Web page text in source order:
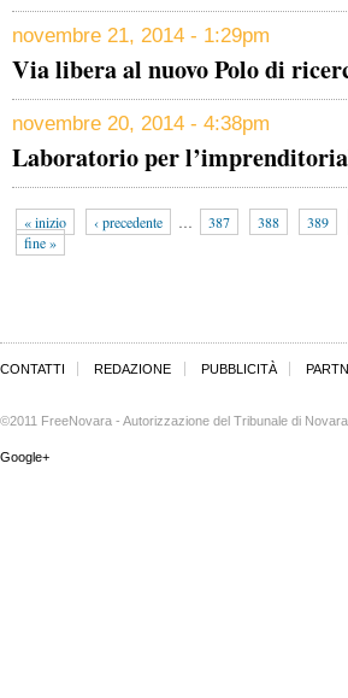
novembre 21, 2014 - 1:29pm
Via libera al nuovo Polo di
novembre 20, 2014 - 4:38pm
Laboratorio per
« inizio ‹ precedente … 387 388 389
fine »
CONTATTI REDAZIONE PUBBLICITÀ
©2011 FreeNovara - Autorizzazione del Tribunale di
Google+